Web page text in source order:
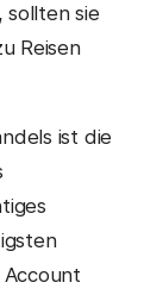
sollten sie
Reisen
ist die
Account